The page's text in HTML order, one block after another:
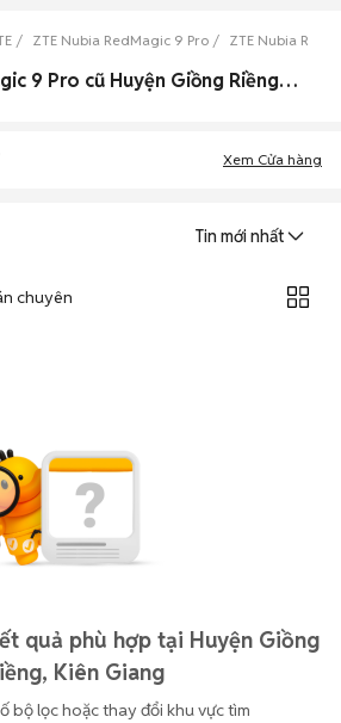
ZTE Nubia RedMagic 9 Pro ZTE Nubia
0 Zte Nubia Redmagic 9 Pro cũ Huyện Giồng Riềng, Kiên Giang đẹp
Xem Cửa hàng
Tin mới nhất
chuyên
quả phù hợp tại Huyện Giồng
Kiên Giang
bộ lọc hoặc thay đổi khu vực tìm